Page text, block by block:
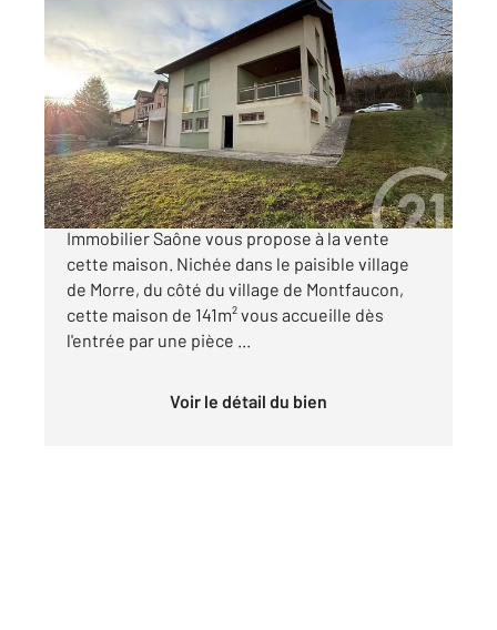
MORRE 25
140,75 m
, 5 pièces
Ref : 523
Maison à vendre
295 000 €
Votre agence immobilière Century 21 Avenir
Immobilier Saône vous propose à la vente
cette maison. Nichée dans le paisible village
de Morre, du côté du village de Montfaucon,
cette maison de 141m² vous accueille dès
l'entrée par une pièce ...
Voir le détail du bien